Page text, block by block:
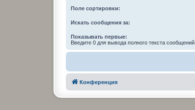
Поле сортировки:
Искать сообщения за:
Показывать первые:
Введите 0 для вывода полного текста сообщений.
Конференция